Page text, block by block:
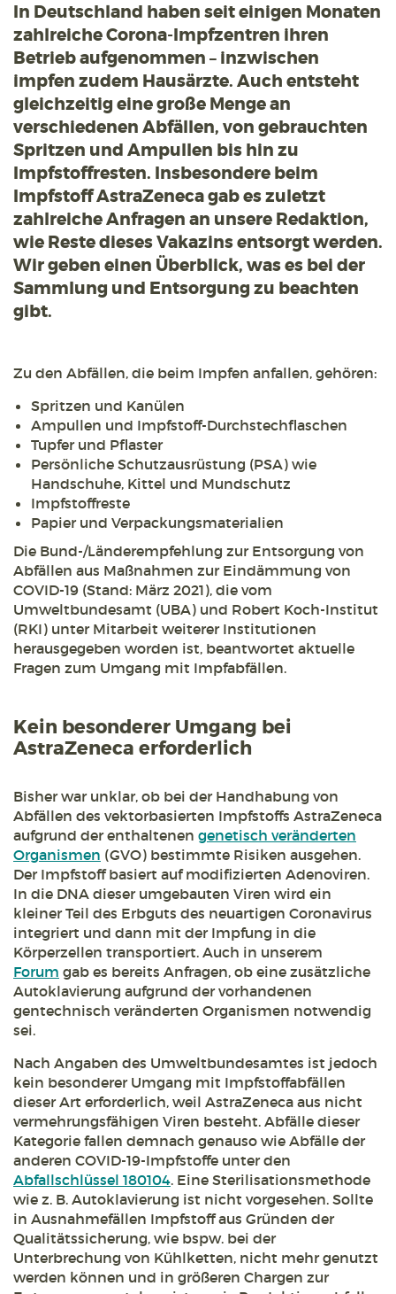
In Deutschland haben seit einigen Monaten
zahlreiche Corona-Impfzentren ihren
Betrieb aufgenommen – inzwischen
impfen zudem Hausärzte. Auch entsteht
gleichzeitig eine große Menge an
verschiedenen Abfällen, von gebrauchten
Spritzen und Ampullen bis hin zu
Impfstoffresten. Insbesondere beim
Impfstoff AstraZeneca gab es zuletzt
zahlreiche Anfragen an unsere Redaktion,
wie Reste dieses Vakazins entsorgt werden.
Wir geben einen Überblick, was es bei der
Sammlung und Entsorgung zu beachten
gibt.
Zu den Abfällen, die beim Impfen anfallen, gehören:
Spritzen und Kanülen
Ampullen und Impfstoff-Durchstechflaschen
Tupfer und Pflaster
Persönliche Schutzausrüstung (PSA) wie
Handschuhe, Kittel und Mundschutz
Impfstoffreste
Papier und Verpackungsmaterialien
Die Bund-/Länderempfehlung zur Entsorgung von
Abfällen aus Maßnahmen zur Eindämmung von
COVID-19 (Stand: März 2021), die vom
Umweltbundesamt (UBA) und Robert Koch-Institut
(RKI) unter Mitarbeit weiterer Institutionen
herausgegeben worden ist, beantwortet aktuelle
Fragen zum Umgang mit Impfabfällen.
Kein besonderer Umgang bei
AstraZeneca erforderlich
Bisher war unklar, ob bei der Handhabung von
Abfällen des vektorbasierten Impfstoffs AstraZeneca
aufgrund der enthaltenen genetisch veränderten
Organismen (GVO) bestimmte Risiken ausgehen.
Der Impfstoff basiert auf modifizierten Adenoviren.
In die DNA dieser umgebauten Viren wird ein
kleiner Teil des Erbguts des neuartigen Coronavirus
integriert und dann mit der Impfung in die
Körperzellen transportiert. Auch in unserem
Forum gab es bereits Anfragen, ob eine zusätzliche
Autoklavierung aufgrund der vorhandenen
gentechnisch veränderten Organismen notwendig
sei.
Nach Angaben des Umweltbundesamtes ist jedoch
kein besonderer Umgang mit Impfstoffabfällen
dieser Art erforderlich, weil AstraZeneca aus nicht
vermehrungsfähigen Viren besteht. Abfälle dieser
Kategorie fallen demnach genauso wie Abfälle der
anderen COVID-19-Impfstoffe unter den
Abfallschlüssel 180104. Eine Sterilisationsmethode
wie z. B. Autoklavierung ist nicht vorgesehen. Sollte
in Ausnahmefällen Impfstoff aus Gründen der
Qualitätssicherung, wie bspw. bei der
Unterbrechung von Kühlketten, nicht mehr genutzt
werden können und in größeren Chargen zur